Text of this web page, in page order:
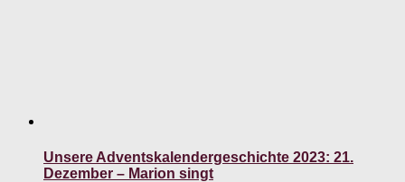
Unsere Adventskalendergeschichte 2023: 21.
Dezember – Marion singt